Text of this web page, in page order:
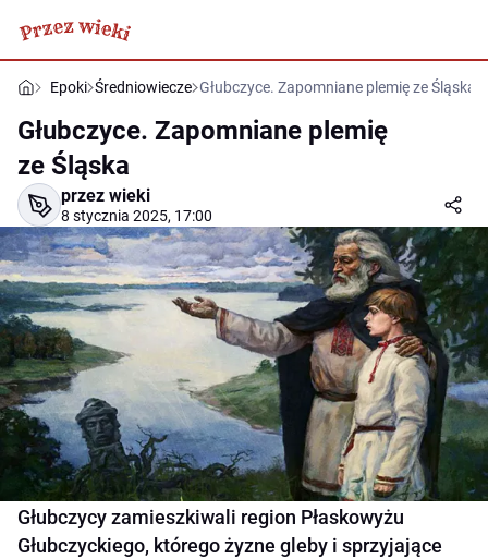
Epoki Średniowiecze Głubczyce. Zapomniane plemię ze Śląska
Głubczyce. Zapomniane plemię
ze Śląska
przez wieki
8 stycznia 2025, 17:00
Głubczycy zamieszkiwali region Płaskowyżu
Głubczyckiego, którego żyzne gleby i sprzyjające